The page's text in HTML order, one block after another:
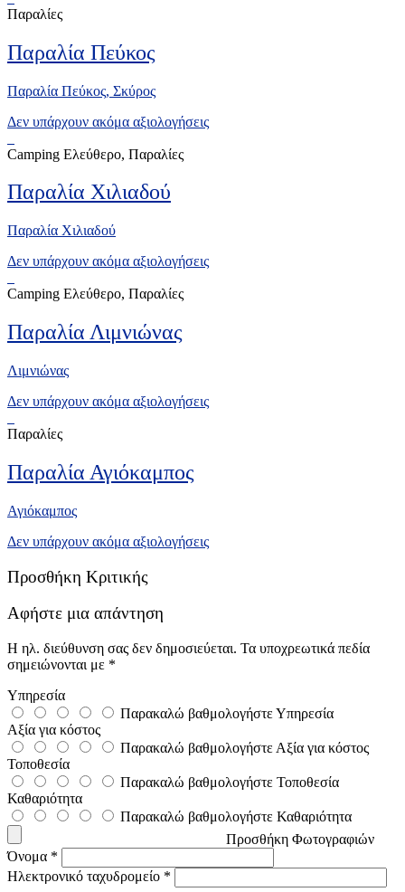
Παραλίες
Παραλία Πεύκος
Παραλία Πεύκος, Σκύρος
Δεν υπάρχουν ακόμα αξιολογήσεις
Camping Ελεύθερο, Παραλίες
Παραλία Χιλιαδού
Παραλία Χιλιαδού
Δεν υπάρχουν ακόμα αξιολογήσεις
Camping Ελεύθερο, Παραλίες
Παραλία Λιμνιώνας
Λιμνιώνας
Δεν υπάρχουν ακόμα αξιολογήσεις
Παραλίες
Παραλία Αγιόκαμπος
Αγιόκαμπος
Δεν υπάρχουν ακόμα αξιολογήσεις
Προσθήκη Κριτικής
Αφήστε μια απάντηση
Η ηλ. διεύθυνση σας δεν δημοσιεύεται. Τα υποχρεωτικά πεδία
σημειώνονται με *
Υπηρεσία
Παρακαλώ βαθμολογήστε Υπηρεσία
Αξία για κόστος
Παρακαλώ βαθμολογήστε Αξία για κόστος
Τοποθεσία
Παρακαλώ βαθμολογήστε Τοποθεσία
Καθαριότητα
Παρακαλώ βαθμολογήστε Καθαριότητα
Προσθήκη Φωτογραφιών
Όνομα *
Ηλεκτρονικό ταχυδρομείο *